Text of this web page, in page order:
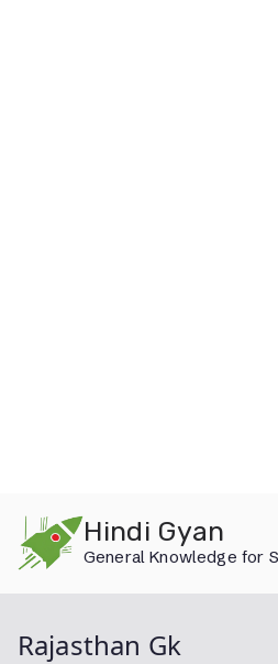
content
Hindi Gyan
General Knowledge for
Rajasthan Gk